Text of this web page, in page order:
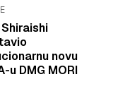
novu
u DMG MORI